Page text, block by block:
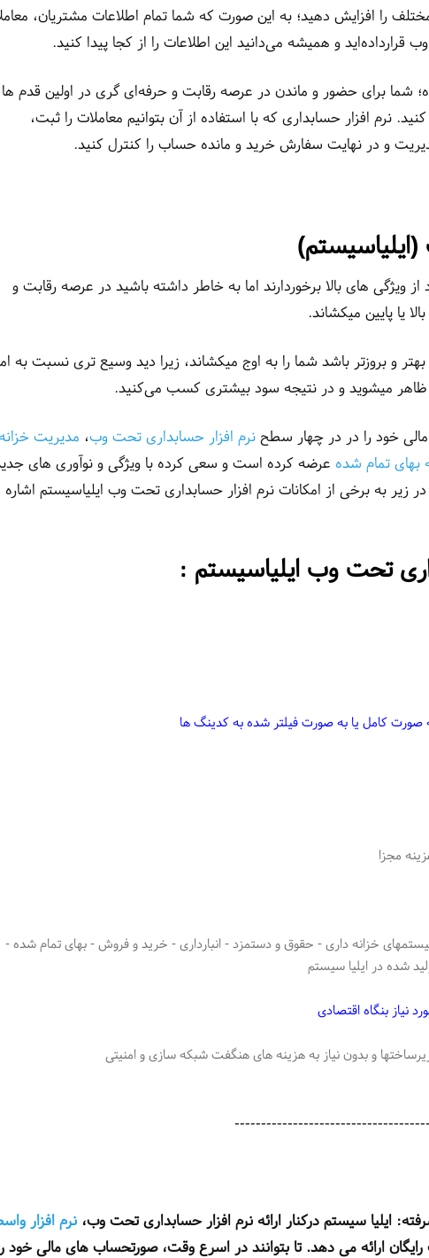
را افزایش دهید؛ به این صورت که شما تمام اطلاعات مشتریان،
و همیشه می‌دانید این اطلاعات را از کجا پیدا کنید.
شما برای حضور و ماندن در عرصه رقابت و حرفه‌ای گری در اولین قدم ها
نرم افزار حسابداری که با استفاده از آن بتوانیم معاملات را ثبت،
مدیریت و در نهایت سفارش خرید و مانده حساب را کنترل کنید.
از ویژگی های بالا برخوردارند اما به خاطر داشته باشید در عرصه رقابت و
یا پایین میکشاند.
بهتر و بروزتر باشد شما را به اوج میکشاند، زیرا دید وسیع تری نسبت به
ظاهر میشوید و در نتیجه سود بیشتری کسب می‌کنید.
خود را در در چهار سطح نرم افزار حسابداری تحت وب، مدیریت
بهای تمام شده عرضه کرده است و سعی کرده با ویژگی و نوآوری های
زیر به برخی از امکانات نرم افزار حسابداری تحت وب ایلیاسیستم اشاره
تحت وب ایلیاسیستم :
صورت کامل یا به صورت فیلتر شده به کدینگ ها
مجزا
خزانه داری - حقوق و دستمزد - انبارداری - خرید و فروش - بهای تمام شده -
شده در ایلیا سیستم
نیاز بنگاه اقتصادی
و بدون نیاز به هزینه های هنگفت شبکه سازی و امنیتی
ایلیا سیستم درکنار ارائه نرم افزار حسابداری تحت وب، نرم افزار
با 1 ماه اشتراک رایگان ارائه می دهد. تا بتوانند در اسرع وقت، صورتحساب های مالی خود